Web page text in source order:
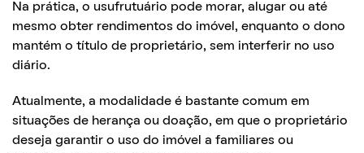
Na prática, o usufrutuário pode morar, alugar ou até
mesmo obter rendimentos do imóvel, enquanto o dono
mantém o título de proprietário, sem interferir no uso
diário.
Atualmente, a modalidade é bastante comum em
situações de herança ou doação, em que o proprietário
deseja garantir o uso do imóvel a familiares ou